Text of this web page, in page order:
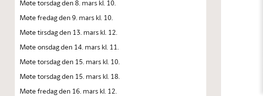
Møte torsdag den 8. mars kl. 10.
Møte fredag den 9. mars kl. 10.
Møte tirsdag den 13. mars kl. 12.
Møte onsdag den 14. mars kl. 11.
Møte torsdag den 15. mars kl. 10.
Møte torsdag den 15. mars kl. 18.
Møte fredag den 16. mars kl. 12.